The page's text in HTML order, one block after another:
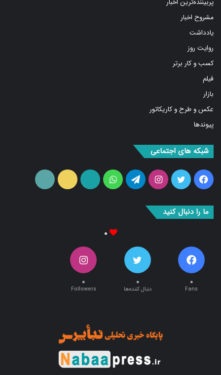
مشروح اخبار
یادداشت
روایت روز
کسب و کار برتر
فیلم
بازار
عکس و طرح و کاریکاتور
پیوندها
فیس
بوک
توییتراینستاگرامتلگرامواتس
آپ
آپارات ایتا
۰ ۰ ۰